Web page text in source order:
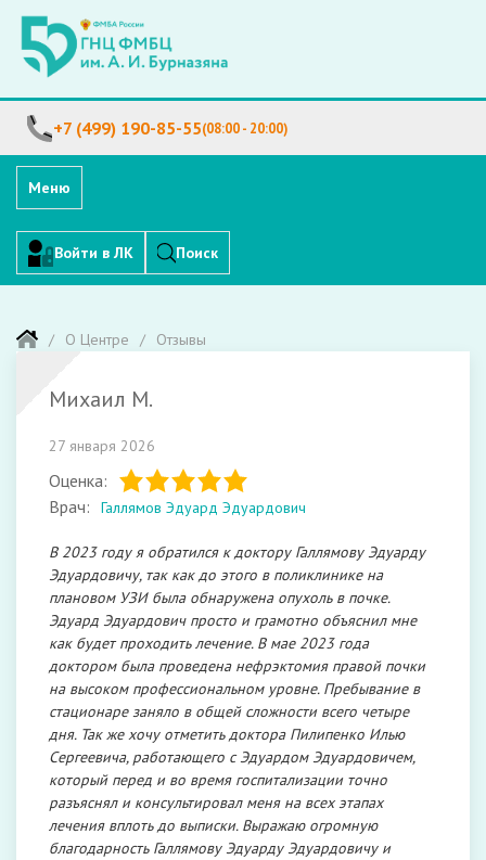
+7 (499) 190-85-55(08:00 - 20:00)
Меню
Войти в ЛК Поиск
О Центре Отзывы
Михаил М.
27 января 2026
Оценка:
Врач:
Галлямов Эдуард Эдуардович
В 2023 году я обратился к доктору Галлямову Эдуарду
Эдуардовичу, так как до этого в поликлинике на
плановом УЗИ была обнаружена опухоль в почке.
Эдуард Эдуардович просто и грамотно объяснил мне
как будет проходить лечение. В мае 2023 года
доктором была проведена нефрэктомия правой почки
на высоком профессиональном уровне. Пребывание в
стационаре заняло в общей сложности всего четыре
дня. Так же хочу отметить доктора Пилипенко Илью
Сергеевича, работающего с Эдуардом Эдуардовичем,
который перед и во время госпитализации точно
разъяснял и консультировал меня на всех этапах
лечения вплоть до выписки. Выражаю огромную
благодарность Галлямову Эдуарду Эдуардовичу и